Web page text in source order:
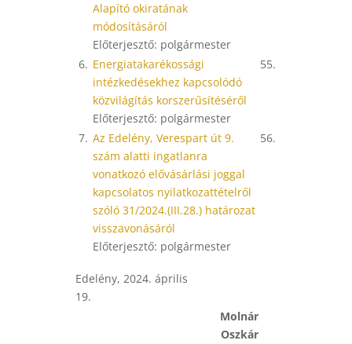
Alapító okiratának
módosításáról
Előterjesztő: polgármester
6. Energiatakarékossági
intézkedésekhez kapcsolódó
közvilágítás korszerűsítéséről
Előterjesztő: polgármester
55.
7. Az Edelény, Verespart út 9.
szám alatti ingatlanra
vonatkozó elővásárlási joggal
kapcsolatos nyilatkozattételről
szóló 31/2024.(III.28.) határozat
visszavonásáról
Előterjesztő: polgármester
56.
Edelény, 2024. április
19.
Molnár
Oszkár